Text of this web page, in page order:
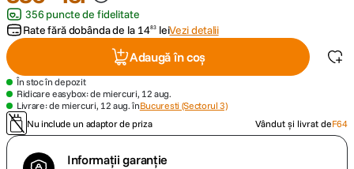
6. lavaliera
7. godox
9. card memorie
356 puncte de fidelitate
Rate fără dobânda de la 1483 leiVezi detalii
Adaugă în coș
În stoc în depozit
Ridicare easybox: de miercuri, 12 aug.
Livrare: de miercuri, 12 aug. înBucuresti (Sectorul 3)
Nu include un adaptor de priza
Vândut și livrat deF64
Informații garanție